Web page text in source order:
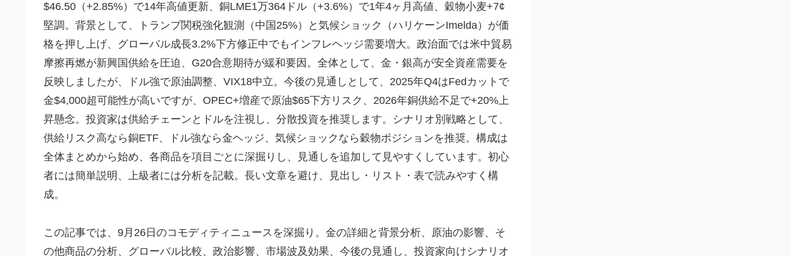
$46.50（+2.85%）で14年高値更新、銅LME1万364ドル（+3.6%）で1年4ヶ月高値、穀物小麦+7¢
堅調。背景として、トランプ関税強化観測（中国25%）と気候ショック（ハリケーンImelda）が価
格を押し上げ、グローバル成長3.2%下方修正中でもインフレヘッジ需要増大。政治面では米中貿易
摩擦再燃が新興国供給を圧迫、G20合意期待が緩和要因。全体として、金・銀高が安全資産需要を
反映しましたが、ドル強で原油調整、VIX18中立。今後の見通しとして、2025年Q4はFedカットで
金$4,000超可能性が高いですが、OPEC+増産で原油$65下方リスク、2026年銅供給不足で+20%上
昇懸念。投資家は供給チェーンとドルを注視し、分散投資を推奨します。シナリオ別戦略として、
供給リスク高なら銅ETF、ドル強なら金ヘッジ、気候ショックなら穀物ポジションを推奨。構成は
全体まとめから始め、各商品を項目ごとに深掘りし、見通しを追加して見やすくしています。初心
者には簡単説明、上級者には分析を記載。長い文章を避け、見出し・リスト・表で読みやすく構
成。
この記事では、9月26日のコモディティニュースを深掘り。金の詳細と背景分析、原油の影響、そ
の他商品の分析、グローバル比較、政治影響、市場波及効果、今後の見通し、投資家向けシナリオ